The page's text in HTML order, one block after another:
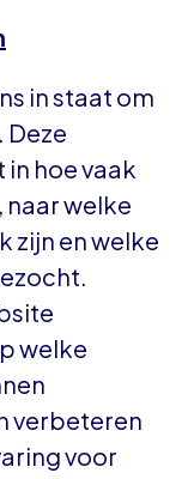
in staat om
hoe vaak
welke
zijn en welke
welke
verbeteren
voor